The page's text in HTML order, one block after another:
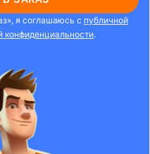
я соглашаюсь с публичной
конфиденциальности.